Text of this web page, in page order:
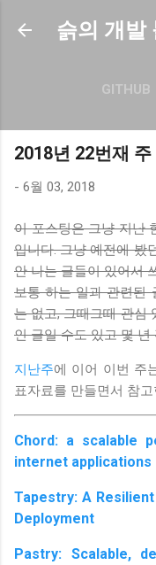
기본
슭의 개발
GITHUB
더보기…
2018년 22번재
- 6월 03, 2018
이 포스팅은 그냥 지난
입니다. 그냥 예전에 봤
안 나는 글들이 있어서
보통 하는 일과 관련된
는 없고, 그때그때 관심
인 글일 수도 있고 몇
지난주에 이어 이번 주
표자료를 만들면서 참
Chord: a scalable
internet applications
Tapestry: A
Deployment
Pastry: Scalable,